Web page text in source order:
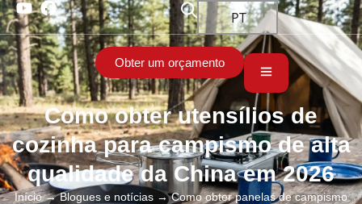
PT
Obter um orçamento
Como obter utensílios de
cozinha para campismo de alta
qualidade da China em 2026
Início→Blogues e notícias → Como obter panelas de campismo